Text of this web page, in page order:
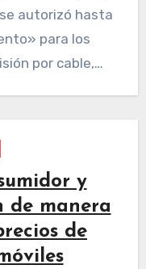
autorizó hasta
para los
por cable,…
y
de manera
de